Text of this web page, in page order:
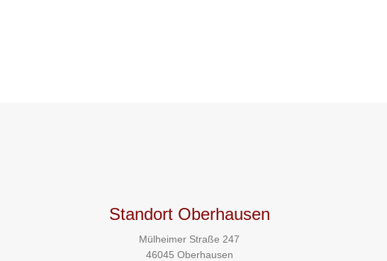
Standort Oberhausen
Mülheimer Straße 247
46045 Oberhausen